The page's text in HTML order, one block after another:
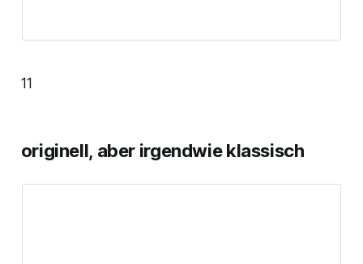
11
originell, aber irgendwie klassisch